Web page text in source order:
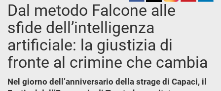
Dal metodo Falcone alle
sfide dell’intelligenza
artificiale: la giustizia di
fronte al crimine che cambia
Nel giorno dell’anniversario della strage di Capaci, il